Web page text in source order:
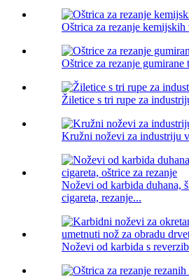
Oštrica za rezanje kemijskih
Oštrice za rezanje gumirane
Žiletice s tri rupe za
Kružni noževi za industriju
Noževi od karbida duhana,
cigareta, rezanje...
Noževi od karbida s